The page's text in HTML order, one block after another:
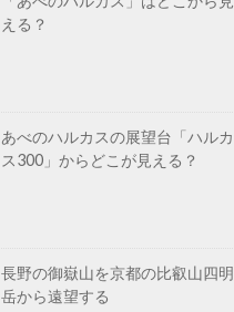
える？
あべのハルカスの展望台「ハルカ
ス300」からどこが見える？
長野の御嶽山を京都の比叡山四明
岳から遠望する